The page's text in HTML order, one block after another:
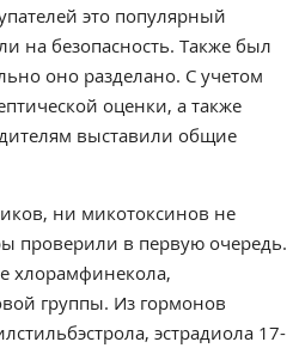
это популярный
на безопасность. Также был
оно разделано. С учетом
оценки, а также
выставили общие
ни микотоксинов не
проверили в первую очередь.
хлорамфинекола,
группы. Из гормонов
эстрадиола 17-